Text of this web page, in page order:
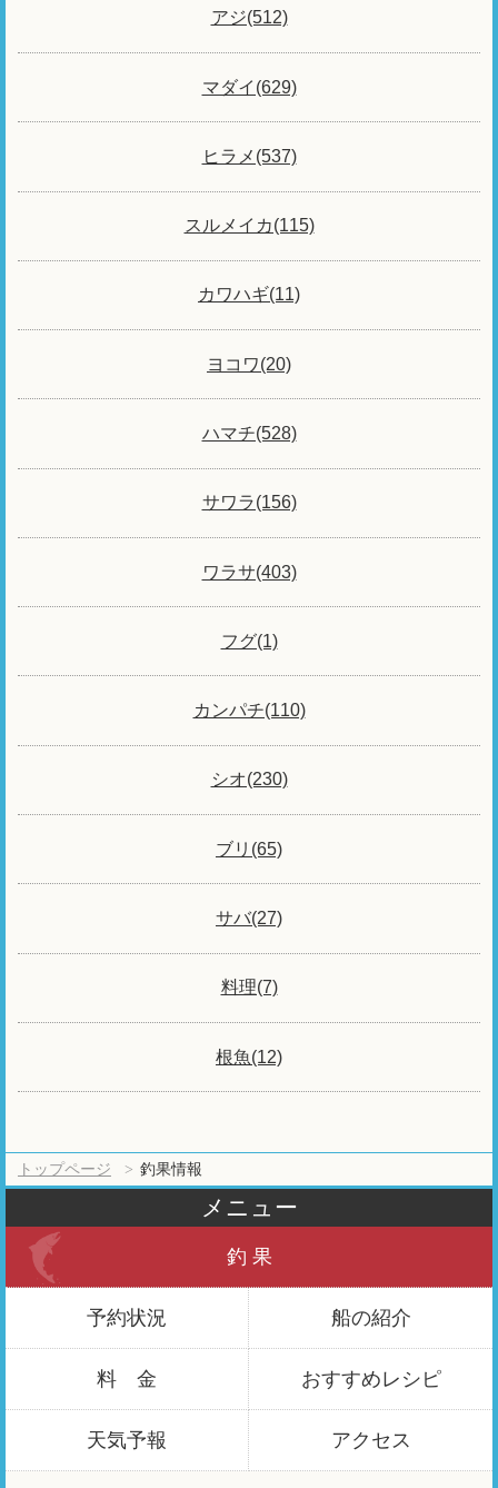
アジ(512)
マダイ(629)
ヒラメ(537)
スルメイカ(115)
カワハギ(11)
ヨコワ(20)
ハマチ(528)
サワラ(156)
ワラサ(403)
フグ(1)
カンパチ(110)
シオ(230)
ブリ(65)
サバ(27)
料理(7)
根魚(12)
トップページ 釣果情報
メニュー
釣 果
予約状況 船の紹介
料 金 おすすめレシピ
天気予報 アクセス